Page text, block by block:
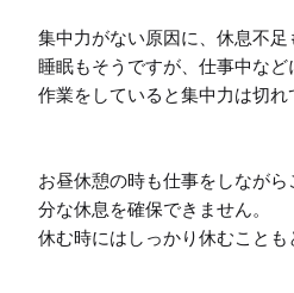
集中力がない原因に、休息不足
睡眠もそうですが、仕事中な
作業をしていると集中力は切れ
お昼休憩の時も仕事をしなが
分な休息を確保できません。
休む時にはしっかり休むことも